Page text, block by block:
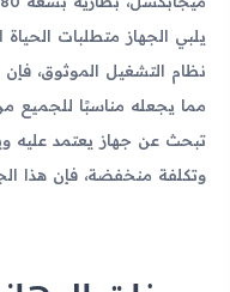
يلبي الجهاز متطلبات
نظام التشغيل الموثوق،
مما يجعله مناسبًا للجميع
تبحث عن جهاز يعتمد عليه
وتكلفة منخفضة، فإن هذا